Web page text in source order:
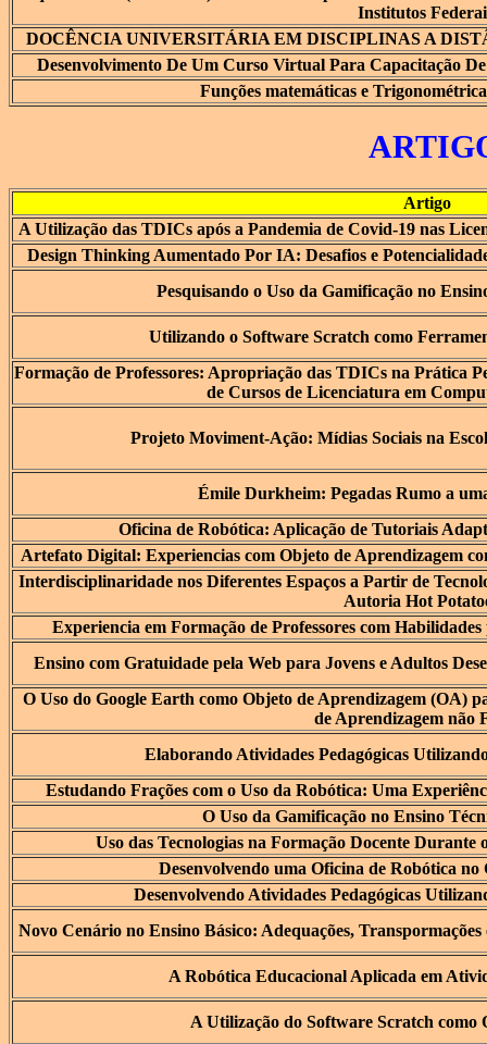
Institutos
DOCÊNCIA UNIVERSITÁRIA EM DISCIPLINAS A
Desenvolvimento De Um Curso Virtual Para Capacitação
Funções matemáticas e
Artigo
A Utilização das TDICs após a Pandemia de Covid-19 nas
Design Thinking Aumentado Por IA: Desafios e
Pesquisando o Uso da Gamificação no
Utilizando o Software Scratch como
Formação de Professores: Apropriação das TDICs na Prática
de Cursos de Licenciatura em
Projeto Moviment-Ação: Mídias Sociais na
Émile Durkheim: Pegadas Rumo a
Oficina de Robótica: Aplicação de Tutoriais
Artefato Digital: Experiencias com Objeto de Aprendizagem
Interdisciplinaridade nos Diferentes Espaços a Partir de
Autoria Hot
Experiencia em Formação de Professores com
Ensino com Gratuidade pela Web para Jovens e Adultos
O Uso do Google Earth como Objeto de Aprendizagem (OA)
de Aprendizagem não
Elaborando Atividades Pedagógicas
Estudando Frações com o Uso da Robótica: Uma
O Uso da Gamificação no Ensino
Uso das Tecnologias na Formação Docente
Desenvolvendo uma Oficina de Robótica
Desenvolvendo Atividades Pedagógicas
Novo Cenário no Ensino Básico: Adequações,
A Robótica Educacional Aplicada em
A Utilização do Software Scratch como